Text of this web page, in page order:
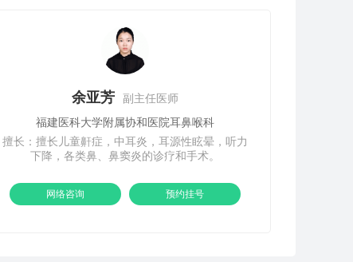
余亚芳
副主任医师
福建医科大学附属协和医院耳鼻喉科
擅长：擅长儿童鼾症，中耳炎，耳源性眩晕，听力
下降，各类鼻、鼻窦炎的诊疗和手术。
网络咨询 预约挂号